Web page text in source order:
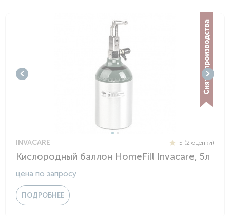
INVACARE 5 (2 оценки)
Кислородный баллон HomeFill Invacare, 5л
цена по запросу
ПОДРОБНЕЕ